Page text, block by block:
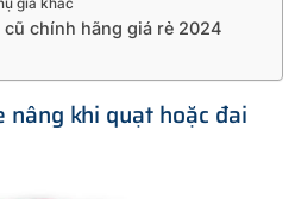
gia khác
chính hãng giá rẻ 2024
nâng khi quạt hoặc đai